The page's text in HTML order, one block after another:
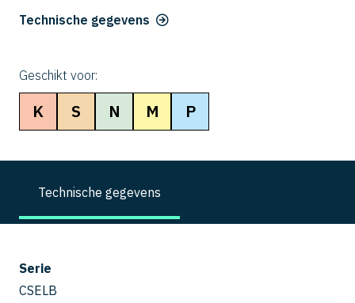
Technische gegevens
Geschikt voor:
K S N M P
Technische gegevens
Serie
CSELB